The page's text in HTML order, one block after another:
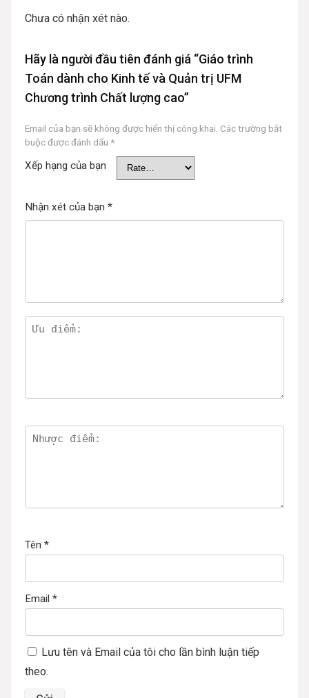
Chưa có nhận xét nào.
Hãy là người đầu tiên đánh giá “Giáo trình
Toán dành cho Kinh tế và Quản trị UFM
Chương trình Chất lượng cao”
Email của bạn sẽ không được hiển thị công khai. Các trường bắt
buộc được đánh dấu *
Xếp hạng của bạn
Nhận xét của bạn *
Tên *
Email *
Lưu tên và Email của tôi cho lần bình luận tiếp
theo.